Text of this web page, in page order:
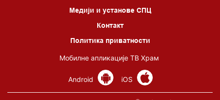
Медији и установе СПЦ
Контакт
Политика приватности
Мобилне апликације ТВ Храм
Android iOS